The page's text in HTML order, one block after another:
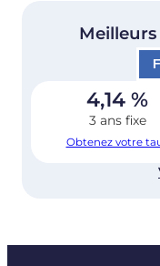
4,14 %
3 ans fixe
Obtenez votre